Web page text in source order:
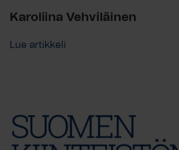
Karoliina Vehviläinen
Lue artikkeli